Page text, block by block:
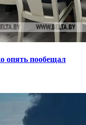
опять пообещал